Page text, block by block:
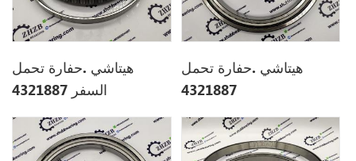
هيتاشي .حفارة تحمل
السفر 4321887
هيتاشي .حفارة تحمل
4321887